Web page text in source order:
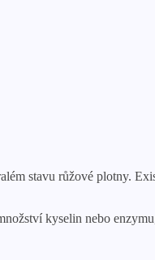
stavu růžové plotny.
kyselin nebo